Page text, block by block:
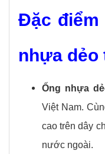
Đặc điểm
nhựa dẻo
Ống nhựa
Việt Nam.
cao trên dây
nước ngoài.